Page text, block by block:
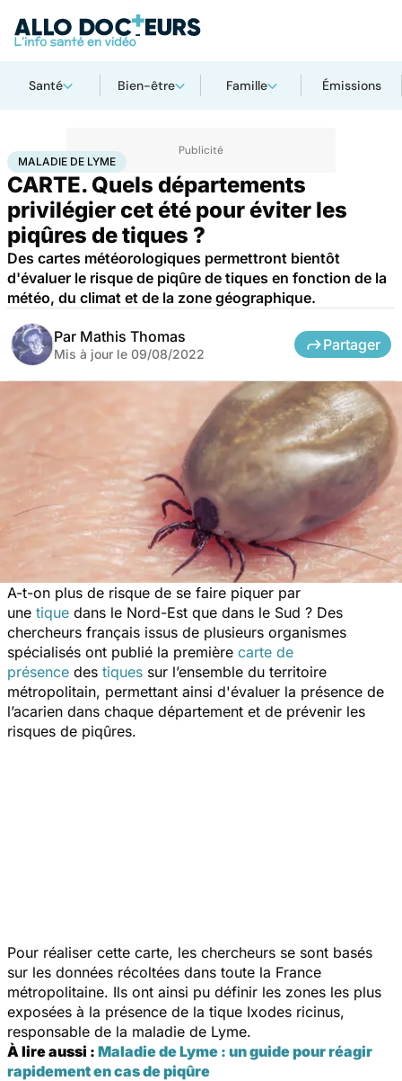
Santé Bien-être Famille Émissions
AccueilSantéMaladie de Lyme
MALADIE DE LYME
CARTE. Quels départements
privilégier cet été pour éviter les
piqûres de tiques ?
Des cartes météorologiques permettront bientôt
d'évaluer le risque de piqûre de tiques en fonction de la
météo, du climat et de la zone géographique.
Par Mathis Thomas
Mis à jour le 09/08/2022
Partager
A-t-on plus de risque de se faire piquer par
une tique dans le Nord-Est que dans le Sud ? Des
chercheurs français issus de plusieurs organismes
spécialisés ont publié la première carte de
présence des tiques sur l’ensemble du territoire
métropolitain, permettant ainsi d'évaluer la présence de
l’acarien dans chaque département et de prévenir les
risques de piqûres.
Pour réaliser cette carte, les chercheurs se sont basés
sur les données récoltées dans toute la France
métropolitaine. Ils ont ainsi pu définir les zones les plus
exposées à la présence de la tique Ixodes ricinus,
responsable de la maladie de Lyme.
À lire aussi : Maladie de Lyme : un guide pour réagir
rapidement en cas de piqûre